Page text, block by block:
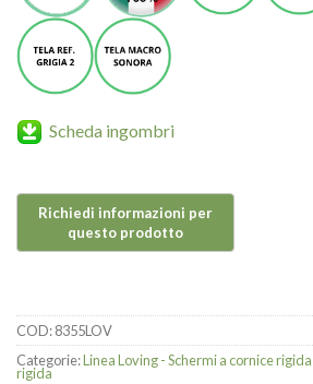
Scheda ingombri
COD:8355LOV
Categorie:Linea Loving - Schermi a cornice
rigida